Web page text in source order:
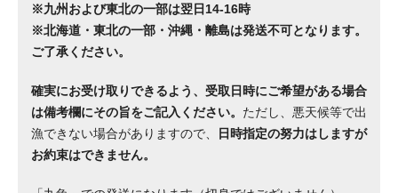
※九州および東北の一部は翌日14-16時
※北海道・東北の一部・沖縄・離島は発送不可となります。
ご了承ください。
確実にお受け取りできるよう、受取日時にご希望がある場合
は備考欄にその旨をご記入ください。 ただし、悪天候等で出
漁できない場合がありますので、
日時指定の努力はしますが
お約束はできません。